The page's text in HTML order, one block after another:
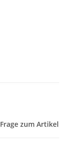
Frage zum Artikel